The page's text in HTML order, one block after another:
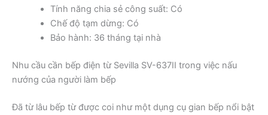
Tính năng chia sẻ công suất: Có
Chế độ tạm dừng: Có
Bảo hành: 36 tháng tại nhà
Nhu cầu cần bếp điện từ Sevilla SV-637II trong việc nấu
nướng của người làm bếp
Đã từ lâu bếp từ được coi như một dụng cụ gian bếp nổi bật